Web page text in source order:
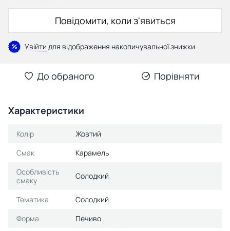
Повідомити, коли з'явиться
% Увійти для відображення накопичувальної знижки
До обраного Порівняти
Характеристики
Колір
Жовтий
Смак
Карамель
Особливість
смаку
Солодкий
Тематика
Солодкий
Форма
Печиво